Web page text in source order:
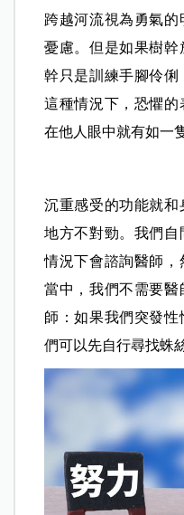
跨越河流視為勇氣
憂慮。但是如果樹
幹只是訓練手腳伶
這種情況下，恐懼的
在他人眼中就有如一
沉重感受的功能就
地方不對勁。我們
情況下會諮詢醫師
當中，我們不需要
師：如果我們突發
們可以先自行尋找蛛